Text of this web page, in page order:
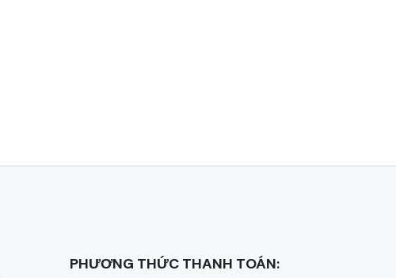
PHƯƠNG THỨC THANH TOÁN: